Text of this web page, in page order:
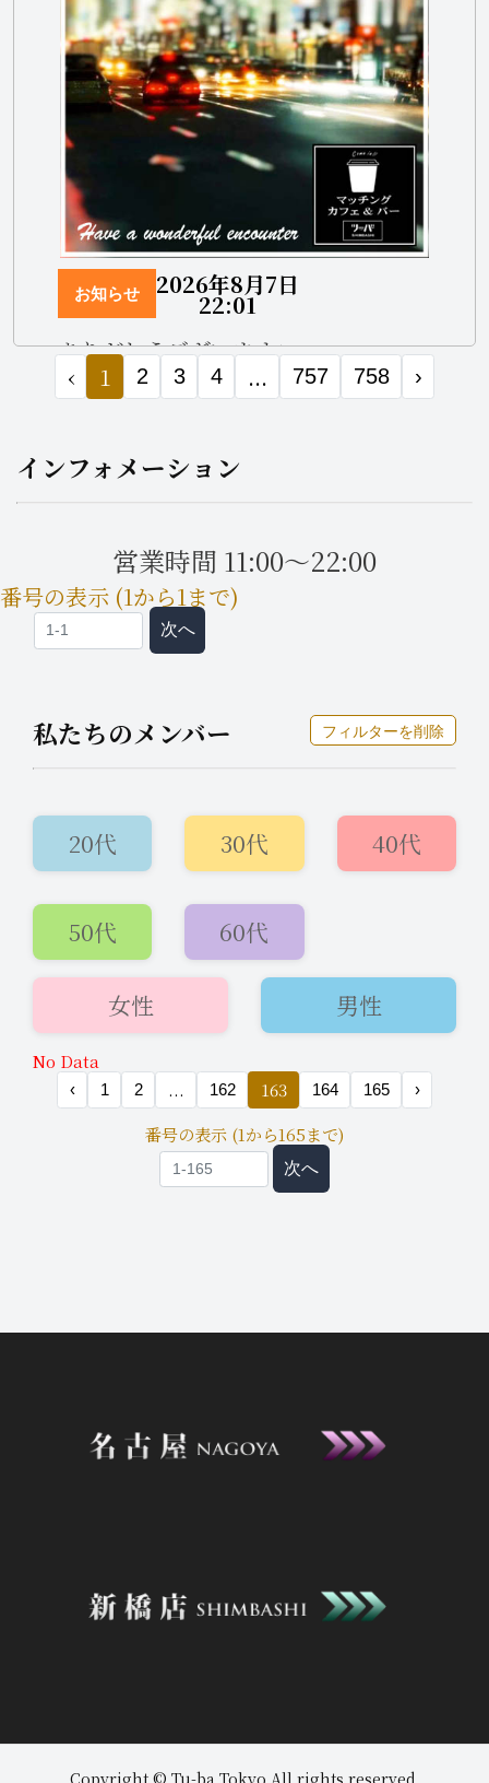
2026年8月7日
22:01
お知らせ
ありがとうございます✨
2026年8月7日
ニュース
【8月9日(日)先行リクエスト✨】グラ
マーな30代後半の女性と遊びません
か？
【8月10.11日✨先行リクエスト！】※
‹ 1 2 3 4 ... 757 758 ›
インフォメーション
営業時間 11:00～22:00
番号の表示 (1から1まで)
次へ
私たちのメンバー フィルターを削除
20代 30代 40代
50代 60代
女性 男性
No Data
‹ 1 2 ... 162 163 164 165 ›
番号の表示 (1から165まで)
次へ